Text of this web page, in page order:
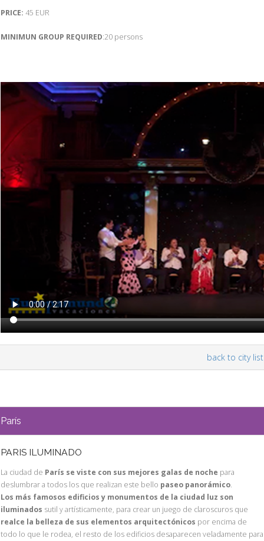
PRICE: 45 EUR
MINIMUN GROUP REQUIRED:20 persons
back to city list
París
PARIS ILUMINADO
La ciudad de París se viste con sus mejores galas de noche para
deslumbrar a todos los que realizan este bello paseo panorámico.
Los más famosos edificios y monumentos de la ciudad luz son
iluminados sutil y artísticamente, para crear un juego de claroscuros que
realce la belleza de sus elementos arquitectónicos por encima de
todo lo que le rodea, el resto de los edificios desaparecen veladamente para